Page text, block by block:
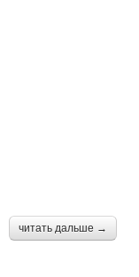
читать дальше →